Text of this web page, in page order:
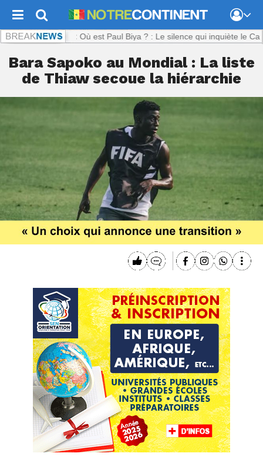
: Où est Paul Biya ? : Le silence qui inquiète le
Bara Sapoko au Mondial : La liste
de Thiaw secoue la hiérarchie